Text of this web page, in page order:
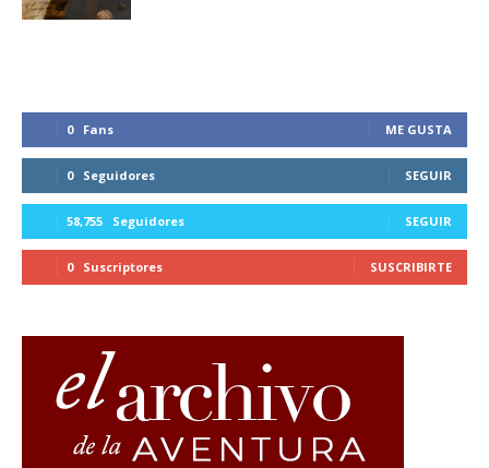
0 Fans ME GUSTA
0 Seguidores SEGUIR
58,755 Seguidores SEGUIR
0 Suscriptores SUSCRIBIRTE